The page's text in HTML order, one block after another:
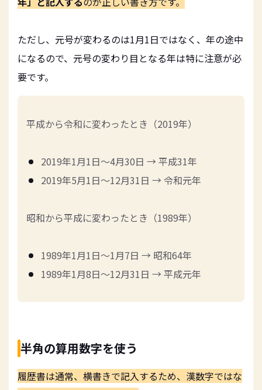
ただし、元号が変わるのは1月1日ではなく、年の途中
になるので、元号の変わり目となる年は特に注意が必
要です。
平成から令和に変わったとき（2019年）
2019年1月1日～4月30日 → 平成31年
2019年5月1日～12月31日 → 令和元年
昭和から平成に変わったとき（1989年）
1989年1月1日～1月7日 → 昭和64年
1989年1月8日～12月31日 → 平成元年
半角の算用数字を使う
履歴書は通常、横書きで記入するため、漢数字ではな